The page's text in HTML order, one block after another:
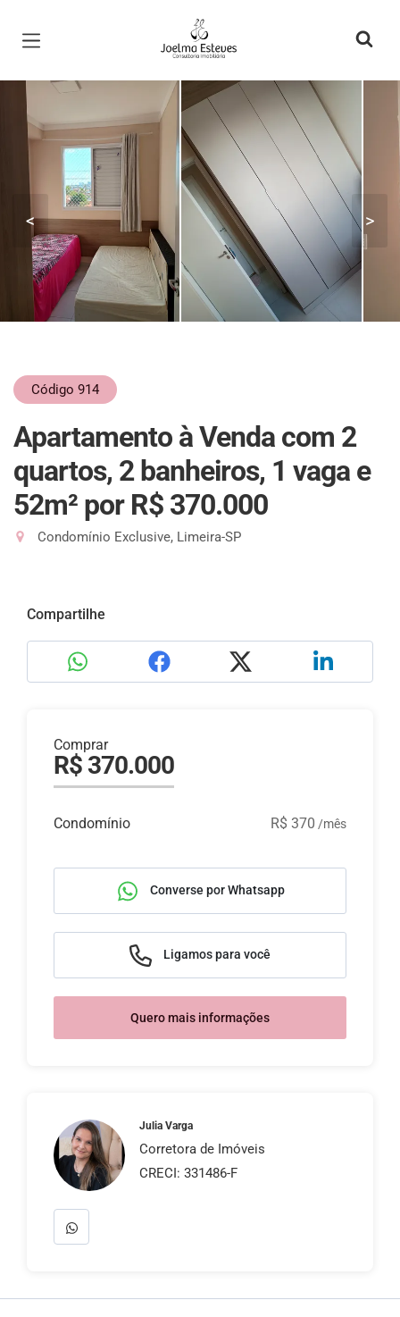
Página inicial
< >
Código 914
Apartamento à Venda com 2
quartos, 2 banheiros, 1 vaga e
52m² por R$ 370.000
Condomínio Exclusive, Limeira-SP
Compartilhe
Comprar
R$ 370.000
Condomínio R$ 370 /mês
Converse por Whatsapp
Ligamos para você
Quero mais informações
Julia Varga
Corretora de Imóveis
CRECI: 331486-F